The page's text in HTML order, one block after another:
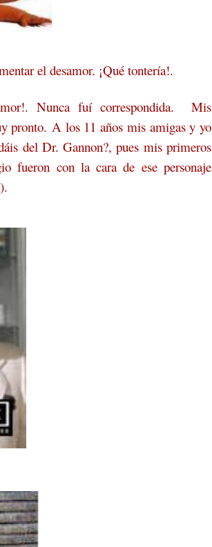
el desamor. ¡Qué tontería!.
Nunca fuí correspondida.
Mis
pronto. A los 11 años mis amigas y yo
del Dr. Gannon?, pues mis primeros
fueron con la cara de ese personaje